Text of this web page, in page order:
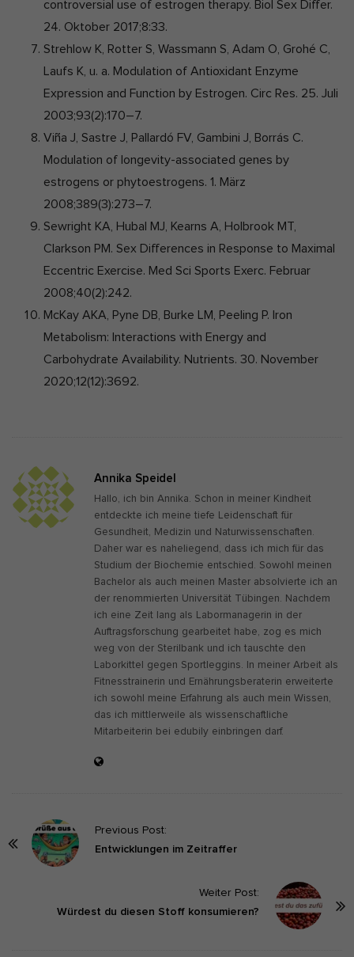
controversial use of estrogen therapy. Biol Sex Differ.
24. Oktober 2017;8:33.
Strehlow K, Rotter S, Wassmann S, Adam O, Grohé C,
Laufs K, u. a. Modulation of Antioxidant Enzyme
Expression and Function by Estrogen. Circ Res. 25. Juli
2003;93(2):170–7.
Viña J, Sastre J, Pallardó FV, Gambini J, Borrás C.
Modulation of longevity-associated genes by
estrogens or phytoestrogens. 1. März
2008;389(3):273–7.
Sewright KA, Hubal MJ, Kearns A, Holbrook MT,
Clarkson PM. Sex Differences in Response to Maximal
Eccentric Exercise. Med Sci Sports Exerc. Februar
2008;40(2):242.
McKay AKA, Pyne DB, Burke LM, Peeling P. Iron
Metabolism: Interactions with Energy and
Carbohydrate Availability. Nutrients. 30. November
2020;12(12):3692.
Annika Speidel
Hallo, ich bin Annika. Schon in meiner Kindheit
entdeckte ich meine tiefe Leidenschaft für
Gesundheit, Medizin und Naturwissenschaften.
Daher war es naheliegend, dass ich mich für das
Studium der Biochemie entschied. Sowohl meinen
Bachelor als auch meinen Master absolvierte ich an
der renommierten Universität Tübingen. Nachdem
ich eine Zeit lang als Labormanagerin in der
Auftragsforschung gearbeitet habe, zog es mich
weg von der Sterilbank und ich tauschte den
Laborkittel gegen Sportleggins. In meiner Arbeit als
Fitnesstrainerin und Ernährungsberaterin erweiterte
ich sowohl meine Erfahrung als auch mein Wissen,
das ich mittlerweile als wissenschaftliche
Mitarbeiterin bei edubily einbringen darf.
Previous Post:
Entwicklungen im Zeitraffer
Weiter Post:
Würdest du diesen Stoff konsumieren?